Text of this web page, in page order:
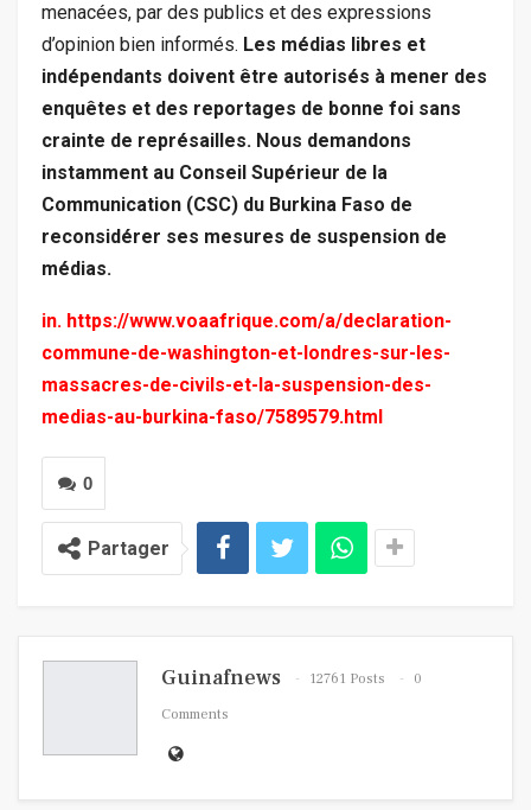
menacées, par des publics et des expressions
d’opinion bien informés. Les médias libres et
indépendants doivent être autorisés à mener des
enquêtes et des reportages de bonne foi sans
crainte de représailles. Nous demandons
instamment au Conseil Supérieur de la
Communication (CSC) du Burkina Faso de
reconsidérer ses mesures de suspension de
médias.
in. https://www.voaafrique.com/a/declaration-
commune-de-washington-et-londres-sur-les-
massacres-de-civils-et-la-suspension-des-
medias-au-burkina-faso/7589579.html
0
Partager
Guinafnews 12761 Posts
0
Comments